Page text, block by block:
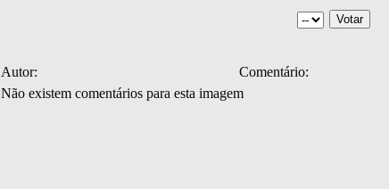
Autor:
Comentário:
Não existem comentários para esta imagem